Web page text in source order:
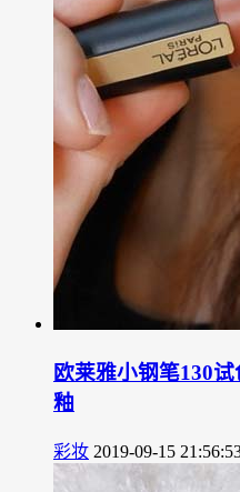
欧莱雅小钢笔130
釉
彩妆 2019-09-15